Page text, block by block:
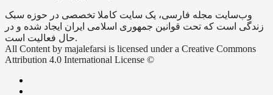
وب‌سایت مجله فارسی، یک سایت کاملا تخصصی در حوزه سبک
زندگی است که تحت قوانین جمهوری اسلامی ایران ایجاد شده و در
حال فعالیت است.
All Content by majalefarsi is licensed under a Creative Commons
Attribution 4.0 International License ©️